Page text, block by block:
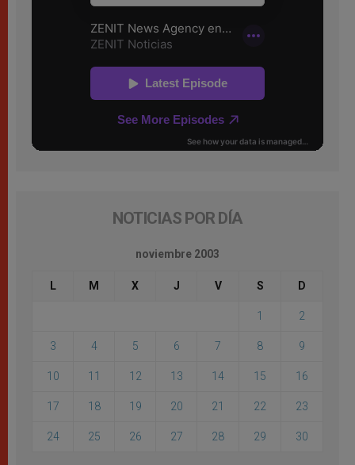
NOTICIAS POR DÍA
noviembre 2003
L M X J V S D
1 2
3 4 5 6 7 8 9
10 11 12 13 14 15 16
17 18 19 20 21 22 23
24 25 26 27 28 29 30